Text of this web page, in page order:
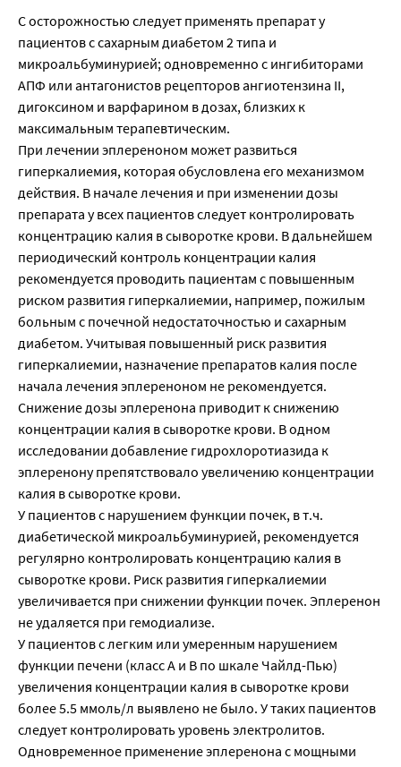
С осторожностью следует применять препарат у
пациентов с сахарным диабетом 2 типа и
микроальбуминурией; одновременно с ингибиторами
АПФ или антагонистов рецепторов ангиотензина II,
дигоксином и варфарином в дозах, близких к
максимальным терапевтическим.
При лечении эплереноном может развиться
гиперкалиемия, которая обусловлена его механизмом
действия. В начале лечения и при изменении дозы
препарата у всех пациентов следует контролировать
концентрацию калия в сыворотке крови. В дальнейшем
периодический контроль концентрации калия
рекомендуется проводить пациентам с повышенным
риском развития гиперкалиемии, например, пожилым
больным с почечной недостаточностью и сахарным
диабетом. Учитывая повышенный риск развития
гиперкалиемии, назначение препаратов калия после
начала лечения эплереноном не рекомендуется.
Снижение дозы эплеренона приводит к снижению
концентрации калия в сыворотке крови. В одном
исследовании добавление гидрохлоротиазида к
эплеренону препятствовало увеличению концентрации
калия в сыворотке крови.
У пациентов с нарушением функции почек, в т.ч.
диабетической микроальбуминурией, рекомендуется
регулярно контролировать концентрацию калия в
сыворотке крови. Риск развития гиперкалиемии
увеличивается при снижении функции почек. Эплеренон
не удаляется при гемодиализе.
У пациентов с легким или умеренным нарушением
функции печени (класс А и В по шкале Чайлд-Пью)
увеличения концентрации калия в сыворотке крови
более 5.5 ммоль/л выявлено не было. У таких пациентов
следует контролировать уровень электролитов.
Одновременное применение эплеренона с мощными